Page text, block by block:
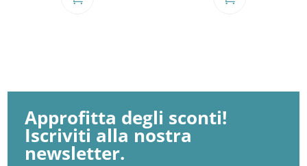
Approfitta degli sconti!
Iscriviti alla nostra
newsletter.